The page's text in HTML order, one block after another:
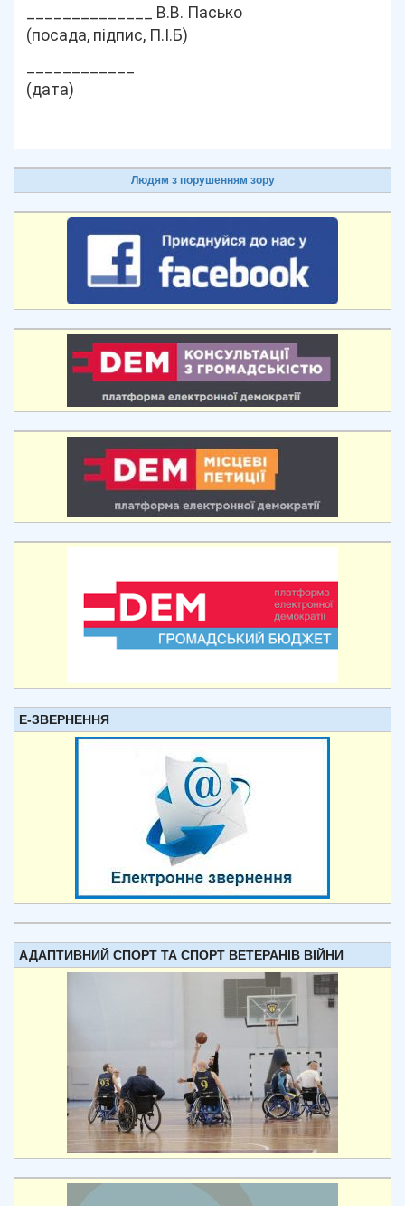
______________ В.В. Пасько
(посада, підпис, П.І.Б)
(дата)
Людям з порушенням зору
Е-ЗВЕРНЕННЯ
АДАПТИВНИЙ СПОРТ ТА СПОРТ ВЕТЕРАНІВ ВІЙНИ